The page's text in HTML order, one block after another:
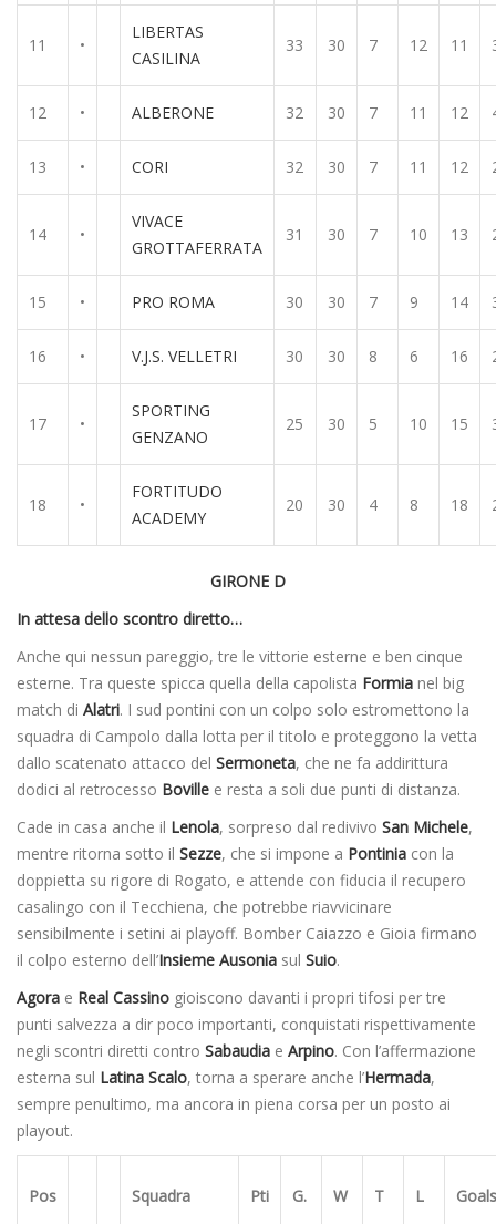
11 •
LIBERTAS
CASILINA
33 30 7 12 11
12 • ALBERONE 32 30 7 11 12
13 • CORI 32 30 7 11 12
14 •
VIVACE
GROTTAFERRATA
31 30 7 10 13
15 • PRO ROMA 30 30 7 9 14
16 • V.J.S. VELLETRI 30 30 8 6 16
17 •
SPORTING
GENZANO
25 30 5 10 15
18 •
FORTITUDO
ACADEMY
20 30 4 8 18
GIRONE D
In attesa dello scontro diretto…
Anche qui nessun pareggio, tre le vittorie esterne e ben cinque
esterne. Tra queste spicca quella della capolista Formia nel big
match di Alatri. I sud pontini con un colpo solo estromettono la
squadra di Campolo dalla lotta per il titolo e proteggono la vetta
dallo scatenato attacco del Sermoneta, che ne fa addirittura
dodici al retrocesso Boville e resta a soli due punti di distanza.
Cade in casa anche il Lenola, sorpreso dal redivivo San Michele,
mentre ritorna sotto il Sezze, che si impone a Pontinia con la
doppietta su rigore di Rogato, e attende con fiducia il recupero
casalingo con il Tecchiena, che potrebbe riavvicinare
sensibilmente i setini ai playoff. Bomber Caiazzo e Gioia firmano
il colpo esterno dell’Insieme Ausonia sul Suio.
Agora e Real Cassino gioiscono davanti i propri tifosi per tre
punti salvezza a dir poco importanti, conquistati rispettivamente
negli scontri diretti contro Sabaudia e Arpino. Con l’affermazione
esterna sul Latina Scalo, torna a sperare anche l’Hermada,
sempre penultimo, ma ancora in piena corsa per un posto ai
playout.
Pos Squadra Pti G. W T L Goals